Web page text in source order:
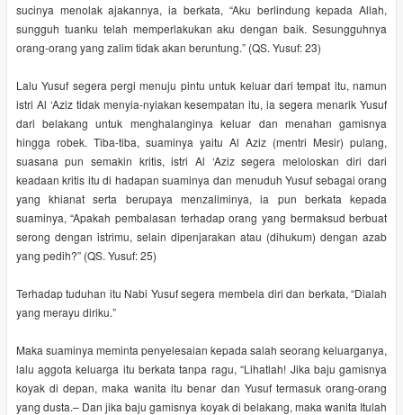
sucinya menolak ajakannya, ia berkata, “Aku berlindung kepada Allah,
sungguh tuanku telah memperlakukan aku dengan baik. Sesungguhnya
orang-orang yang zalim tidak akan beruntung.” (QS. Yusuf: 23)
Lalu Yusuf segera pergi menuju pintu untuk keluar dari tempat itu, namun
istri Al ‘Aziz tidak menyia-nyiakan kesempatan itu, ia segera menarik Yusuf
dari belakang untuk menghalanginya keluar dan menahan gamisnya
hingga robek. Tiba-tiba, suaminya yaitu Al Aziz (mentri Mesir) pulang,
suasana pun semakin kritis, istri Al ‘Aziz segera meloloskan diri dari
keadaan kritis itu di hadapan suaminya dan menuduh Yusuf sebagai orang
yang khianat serta berupaya menzaliminya, ia pun berkata kepada
suaminya, “Apakah pembalasan terhadap orang yang bermaksud berbuat
serong dengan istrimu, selain dipenjarakan atau (dihukum) dengan azab
yang pedih?” (QS. Yusuf: 25)
Terhadap tuduhan itu Nabi Yusuf segera membela diri dan berkata, “Dialah
yang merayu diriku.”
Maka suaminya meminta penyelesaian kepada salah seorang keluarganya,
lalu aggota keluarga itu berkata tanpa ragu, “Lihatlah! Jika baju gamisnya
koyak di depan, maka wanita itu benar dan Yusuf termasuk orang-orang
yang dusta.– Dan jika baju gamisnya koyak di belakang, maka wanita Itulah